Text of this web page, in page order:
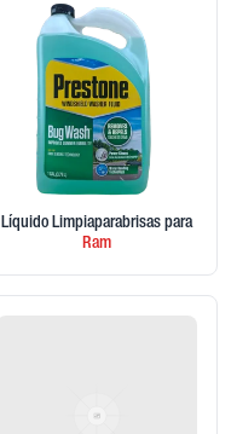
Líquido Limpiaparabrisas para
Ram